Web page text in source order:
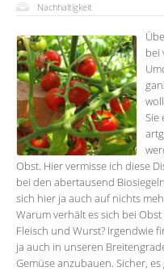
Nachhaltigkeit
bei
Sie
Obst. Hier vermisse ich diese
bei den abertausend
sich hier ja auch auf nichts
Warum verhält es sich bei
Fleisch und Wurst? Irgendwie
ja auch in unseren
Gemüse anzubauen. Sicher,